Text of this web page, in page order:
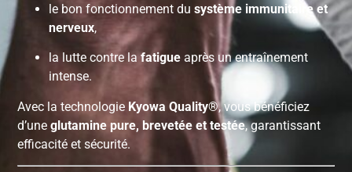
le bon fonctionnement dusystème immunitaire et
nerveux,
la lutte contre lafatigue après un entraînement
intense.
Avec la technologie Kyowa Quality®, vous bénéficiez
d’uneglutamine pure, brevetée et testée, garantissant
efficacité et sécurité.